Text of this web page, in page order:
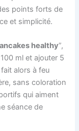
points forts de
et simplicité.
healthy”,
ml et ajouter 5
alors à feu
sans coloration
qui aiment
séance de